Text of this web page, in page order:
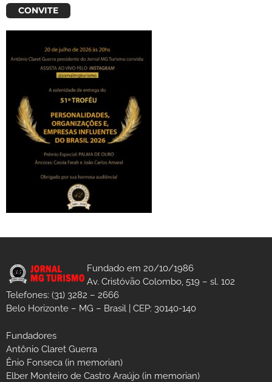
CONVITE
Fundado em 20/10/1986
Av. Cristóvão Colombo, 519 – sl. 102
Telefones: (31) 3282 – 2666
Belo Horizonte – MG – Brasil | CEP: 30140-140
Fundadores
Antônio Claret Guerra
Ênio Fonseca (in memorian)
Elber Monteiro de Castro Araújo (in memorian)